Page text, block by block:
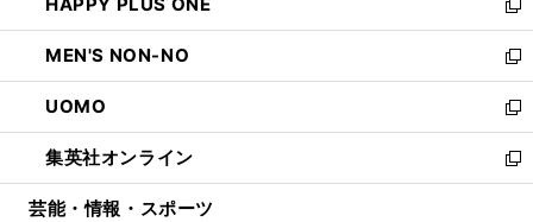
で
開
く
ド
ウ
で
開
く
ィ
ン
ド
ウ
で
開
く
い
ウ
ィ
ン
ド
ウ
で
開
新
し
い
ウ
ィ
ン
ド
ウ
MEN'S NON-NO
新
し
い
ウ
ィ
ン
UOMO
新
し
い
ウ
集英社オンライン
新
し
芸能・情報・スポーツ